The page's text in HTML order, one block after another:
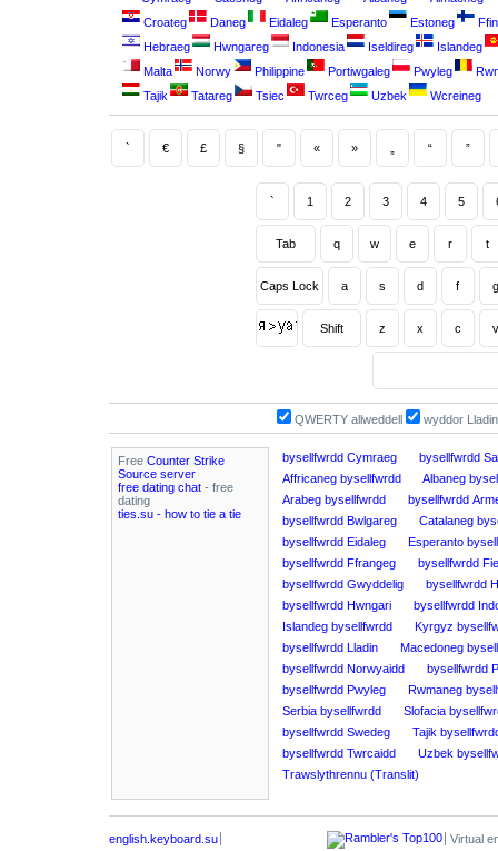
Croateg
Daneg Eidaleg Esperanto Estoneg
Hebraeg
Hwngareg Indonesia Iseldireg
Islandeg
Malta
Norwy Philippine Portiwgaleg Pwyleg
Tajik
Tatareg Tsiec Twrceg Uzbek Wcreineg
` € £ § " « » “ ”
` 1 2 3 4 5
Tab q w e r t
Caps Lock a s d f g
Shift z x c v
QWERTY allweddell wyddor Lladin
Free Counter Strike
Source server
free dating chat - free
dating
ties.su - how to tie a tie
bysellfwrdd Cymraeg
bysellfwrdd
Affricaneg bysellfwrdd
Albaneg
Arabeg bysellfwrdd
bysellfwrdd
bysellfwrdd Bwlgareg
Catalaneg
bysellfwrdd Eidaleg
Esperanto
bysellfwrdd Ffrangeg
bysellfwrdd
bysellfwrdd Gwyddelig
bysellfwrdd
bysellfwrdd Hwngari
bysellfwrdd
Islandeg bysellfwrdd
Kyrgyz
bysellfwrdd Lladin
Macedoneg
bysellfwrdd Norwyaidd
bysellfwrdd
bysellfwrdd Pwyleg
Rwmaneg
Serbia bysellfwrdd
Slofacia
bysellfwrdd Swedeg
Tajik
bysellfwrdd Twrcaidd
Uzbek
Trawslythrennu (Translit)
english.keyboard.su
Virtual